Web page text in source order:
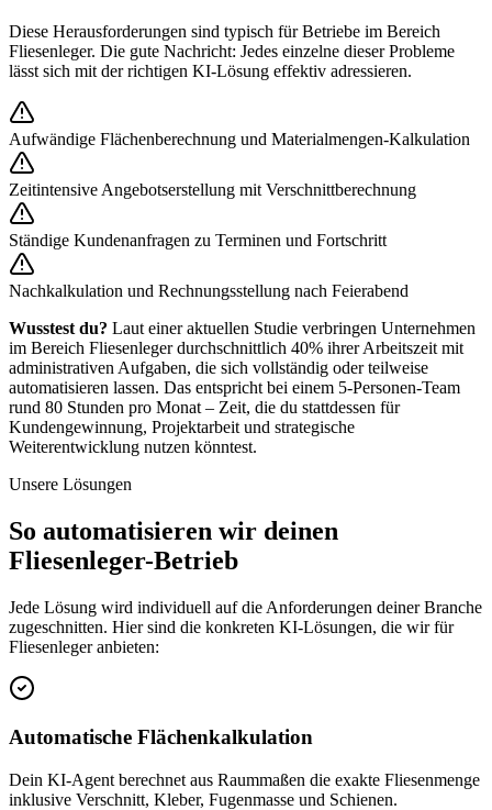
Diese Herausforderungen sind typisch für Betriebe im Bereich
Fliesenleger. Die gute Nachricht: Jedes einzelne dieser Probleme
lässt sich mit der richtigen KI-Lösung effektiv adressieren.
Aufwändige Flächenberechnung und Materialmengen-Kalkulation
Zeitintensive Angebotserstellung mit Verschnittberechnung
Ständige Kundenanfragen zu Terminen und Fortschritt
Nachkalkulation und Rechnungsstellung nach Feierabend
Wusstest du? Laut einer aktuellen Studie verbringen Unternehmen
im Bereich Fliesenlegerdurchschnittlich 40% ihrer Arbeitszeit mit
administrativen Aufgaben, die sich vollständig oder teilweise
automatisieren lassen. Das entspricht bei einem 5-Personen-Team
rund 80 Stunden pro Monat – Zeit, die du stattdessen für
Kundengewinnung, Projektarbeit und strategische
Weiterentwicklung nutzen könntest.
Unsere Lösungen
So automatisieren wir deinen
Fliesenleger-Betrieb
Jede Lösung wird individuell auf die Anforderungen deiner Branche
zugeschnitten. Hier sind die konkreten KI-Lösungen, die wir für
Fliesenlegeranbieten:
Automatische Flächenkalkulation
Dein KI-Agent berechnet aus Raummaßen die exakte Fliesenmenge
inklusive Verschnitt, Kleber, Fugenmasse und Schienen.